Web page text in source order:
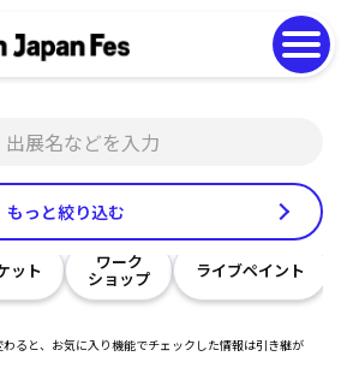
もっと絞り込む
ット ワーク
ショップ ライブペイント
ると、お気に入り機能でチェックした情報は引き継が